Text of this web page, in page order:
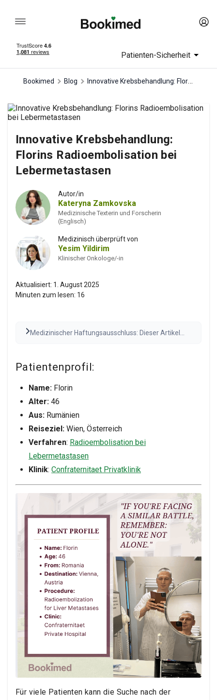
Patienten-Sicherheit
Bookimed Blog Innovative Krebsbehandlung: Florins Radioembolisation bei Lebermetastasen
Innovative Krebsbehandlung:
Florins Radioembolisation bei
Lebermetastasen
Autor/in
Kateryna Zamkovska
Medizinische Texterin und Forscherin
(Englisch)
Medizinisch überprüft von
Yesim Yildirim
Klinischer Onkologe/-in
Aktualisiert: 1. August 2025
Minuten zum lesen: 16
Medizinischer Haftungsausschluss: Dieser Artikel
medizinischen Entscheidungen stets eine
qualifizierte Fachkraft. Die Ergebnisse können
lesen
Patientenprofil:
Name: Florin
Alter: 46
Aus: Rumänien
Reiseziel: Wien, Österreich
Verfahren: Radioembolisation bei
Lebermetastasen
Klinik: Confraternitaet Privatklinik
Für viele Patienten kann die Suche nach der